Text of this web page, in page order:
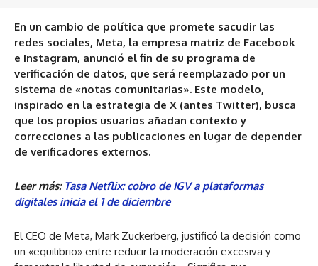
En un cambio de política que promete sacudir las
redes sociales, Meta, la empresa matriz de Facebook
e Instagram, anunció el fin de su programa de
verificación de datos, que será reemplazado por un
sistema de «notas comunitarias». Este modelo,
inspirado en la estrategia de X (antes Twitter), busca
que los propios usuarios añadan contexto y
correcciones a las publicaciones en lugar de depender
de verificadores externos.
Leer más: Tasa Netflix: cobro de IGV a plataformas
digitales inicia el 1 de diciembre
El CEO de Meta, Mark Zuckerberg, justificó la decisión como
un «equilibrio» entre reducir la moderación excesiva y